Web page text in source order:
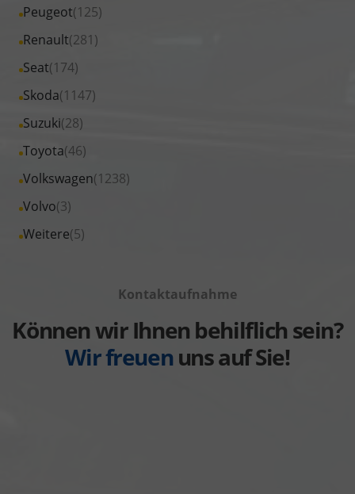
anzeigen
Nissan
anzeigen
Fahrzeuge
Opel
anzeigen
Peugeot(125)
Alle
Fahrzeuge
Peugeot
anzeigen
Renault(281)
Alle
Fahrzeuge
Renault
anzeigen
Seat(174)
Alle
Fahrzeuge
Seat
anzeigen
Skoda(1147)
Alle
Fahrzeuge
Skoda
anzeigen
Suzuki(28)
Alle
Fahrzeuge
Suzuki
anzeigen
Toyota(46)
Alle
Fahrzeuge
Toyota
anzeigen
Volkswagen(1238)
Alle
Fahrzeuge
Volkswagen
Volvo(3)
Alle
Fahrzeuge
Weitere(5)
Alle
anzeigen
Kontaktaufnahme
Können wir Ihnen behilflich sein?
Wir freuenuns auf Sie!